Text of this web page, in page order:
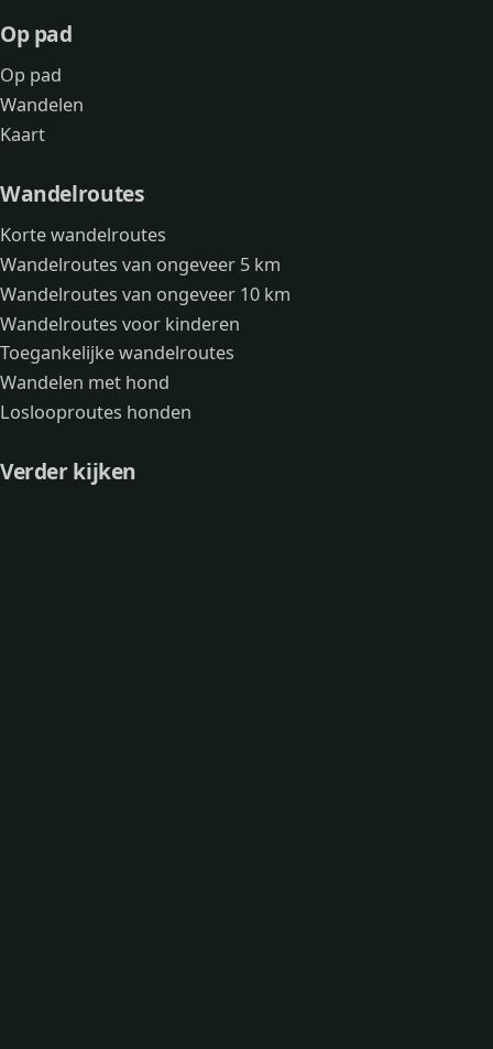
Op pad
Op pad
Wandelen
Kaart
Wandelroutes
Korte wandelroutes
Wandelroutes van ongeveer 5 km
Wandelroutes van ongeveer 10 km
Wandelroutes voor kinderen
Toegankelijke wandelroutes
Wandelen met hond
Loslooproutes honden
Verder kijken